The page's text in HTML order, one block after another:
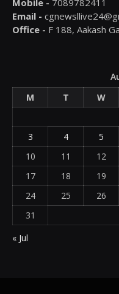
Mobile - 7089782411
Email -
Office - F 188, Aakash
M
T W
3
4 5
10
11 12
17
18 19
24
25 26
31
« Jul